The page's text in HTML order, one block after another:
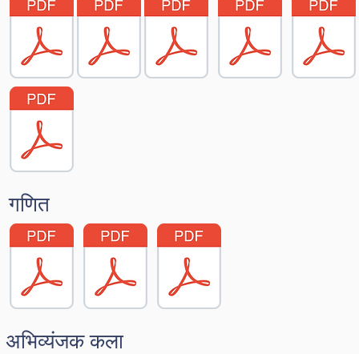
गणित
अभिव्यंजक कला